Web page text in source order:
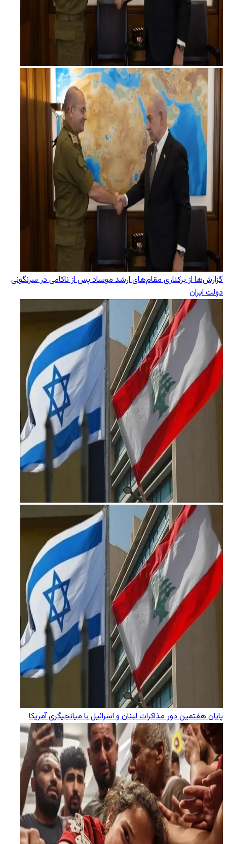
گزارش‌ها از برکناری مقام‌های ارشد موساد پس از ناکامی در سرنگونی
دولت ایران
پایان هفتمین دور مذاکرات لبنان و اسرائیل با میانجیگری آمریکا